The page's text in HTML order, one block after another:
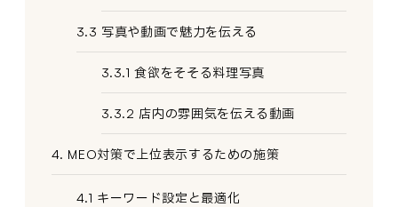
3.3 写真や動画で魅力を伝える
3.3.1 食欲をそそる料理写真
3.3.2 店内の雰囲気を伝える動画
4. MEO対策で上位表示するための施策
4.1 キーワード設定と最適化